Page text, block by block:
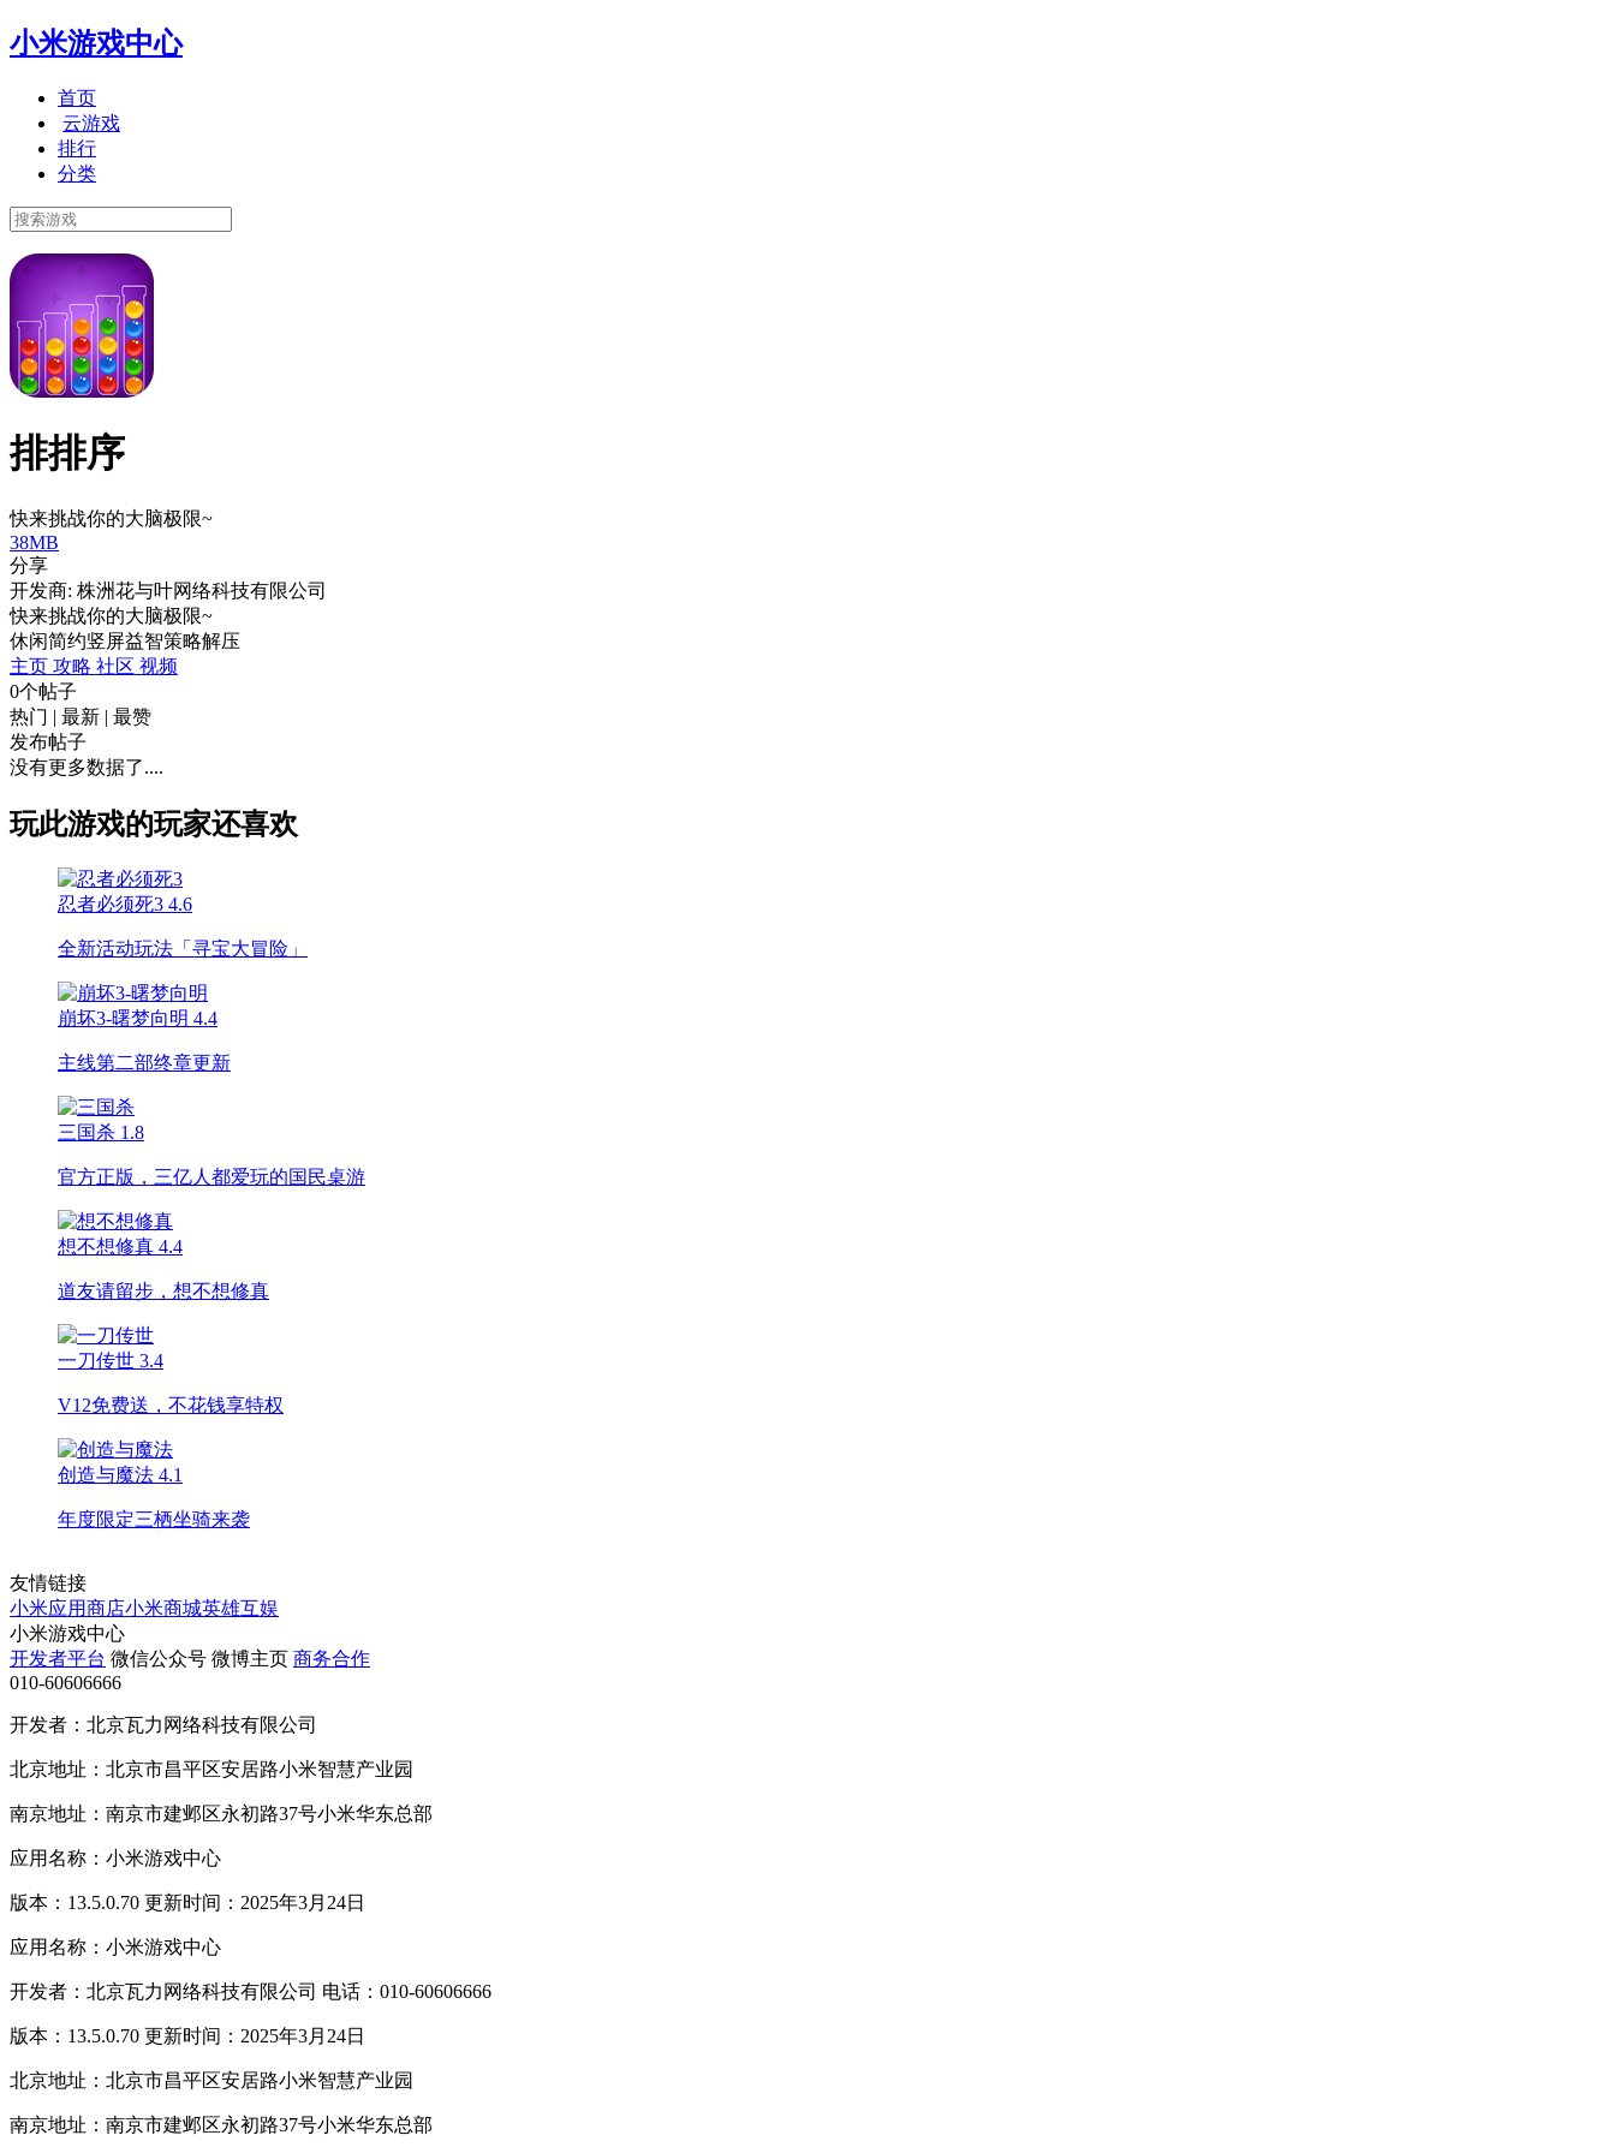
小米游戏中心
首页
云游戏
排行
分类
排排序
快来挑战你的大脑极限~
38MB
分享
开发商: 株洲花与叶网络科技有限公司
快来挑战你的大脑极限~
休闲简约竖屏益智策略解压
主页 攻略 社区 视频
0个帖子
热门 | 最新 | 最赞
发布帖子
没有更多数据了....
玩此游戏的玩家还喜欢
忍者必须死3 4.6
全新活动玩法「寻宝大冒险」
崩坏3-曙梦向明 4.4
主线第二部终章更新
三国杀 1.8
官方正版，三亿人都爱玩的国民桌游
想不想修真 4.4
道友请留步，想不想修真
一刀传世 3.4
V12免费送，不花钱享特权
创造与魔法 4.1
年度限定三栖坐骑来袭
友情链接
小米应用商店小米商城英雄互娱
小米游戏中心
开发者平台 微信公众号 微博主页 商务合作
010-60606666
开发者：北京瓦力网络科技有限公司
北京地址：北京市昌平区安居路小米智慧产业园
南京地址：南京市建邺区永初路37号小米华东总部
应用名称：小米游戏中心
版本：13.5.0.70 更新时间：2025年3月24日
应用名称：小米游戏中心
开发者：北京瓦力网络科技有限公司 电话：010-60606666
版本：13.5.0.70 更新时间：2025年3月24日
北京地址：北京市昌平区安居路小米智慧产业园
南京地址：南京市建邺区永初路37号小米华东总部